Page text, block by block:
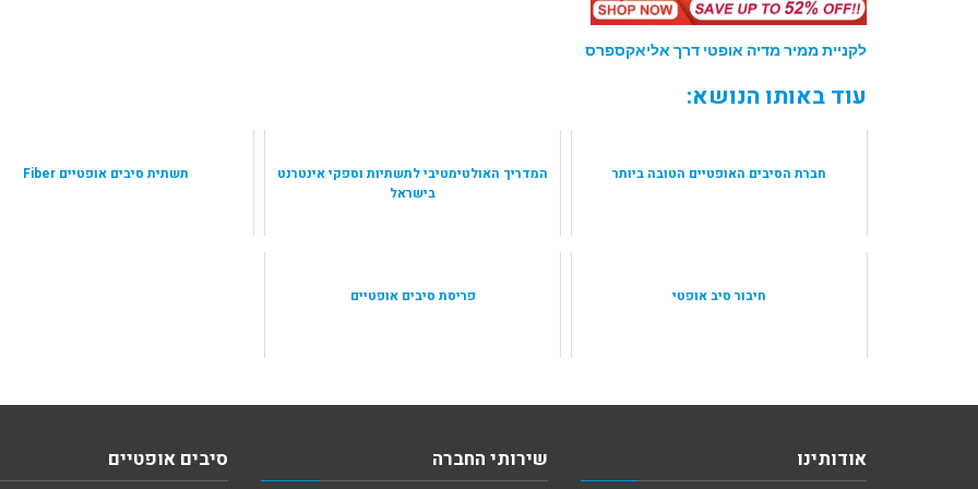
לקניית ממיר מדיה אופטי דרך אליאקספרס
עוד באותו הנושא:
חברת הסיבים האופטיים הטובה ביותר
המדריך האולטימטיבי לתשתיות וספקי אינטרנט
בישראל
תשתית סיבים אופטיים Fiber
חיבור סיב אופטי פריסת סיבים אופטיים
אודותינו שירותי החברה סיבים אופטיים